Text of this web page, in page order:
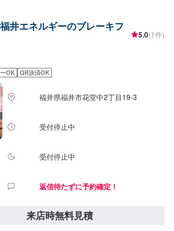
井エネルギーのブレーキフ
5.0(1件)
OK QR決済OK
福井県福井市花堂中2丁目19-3
受付停止中
受付停止中
返信待たずに予約確定！
来店時無料見積